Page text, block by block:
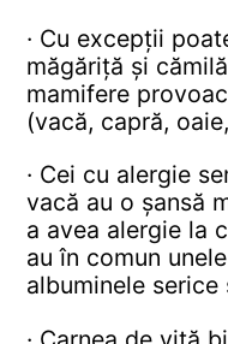
· Cu excepții
măgăriță și
mamifere
(vacă, capră,
· Cei cu alergie
vacă au o șansă
a avea alergie la
au în comun
albuminele